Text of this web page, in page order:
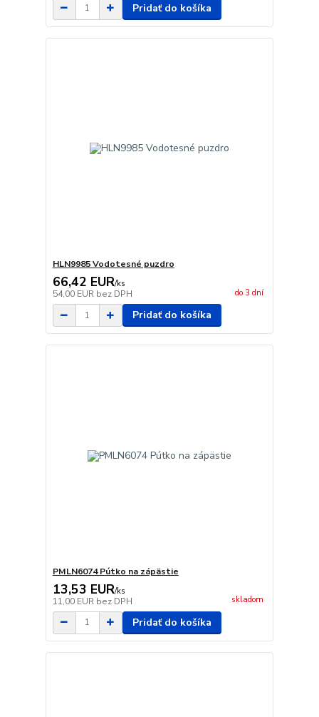
Pridať do košíka
HLN9985 Vodotesné puzdro
66,42 EUR/ks
54,00 EUR bez DPH do 3 dní
Pridať do košíka
PMLN6074 Pútko na zápästie
13,53 EUR/ks
11,00 EUR bez DPH skladom
Pridať do košíka